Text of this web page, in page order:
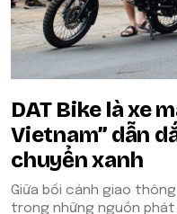
DAT Bike là xe
Vietnam” dẫn
chuyển xanh
Giữa bối cảnh giao
trong những nguồn